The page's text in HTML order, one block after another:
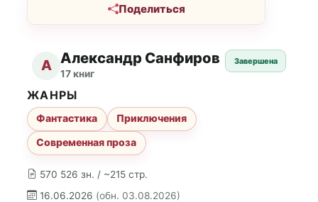
Поделиться
А Александр Санфиров
17 книг
Завершена
570 526 зн. / ~215 стр.
16.06.2026 (обн. 03.08.2026)
ЖАНРЫ
Фантастика
Приключения
Современная проза